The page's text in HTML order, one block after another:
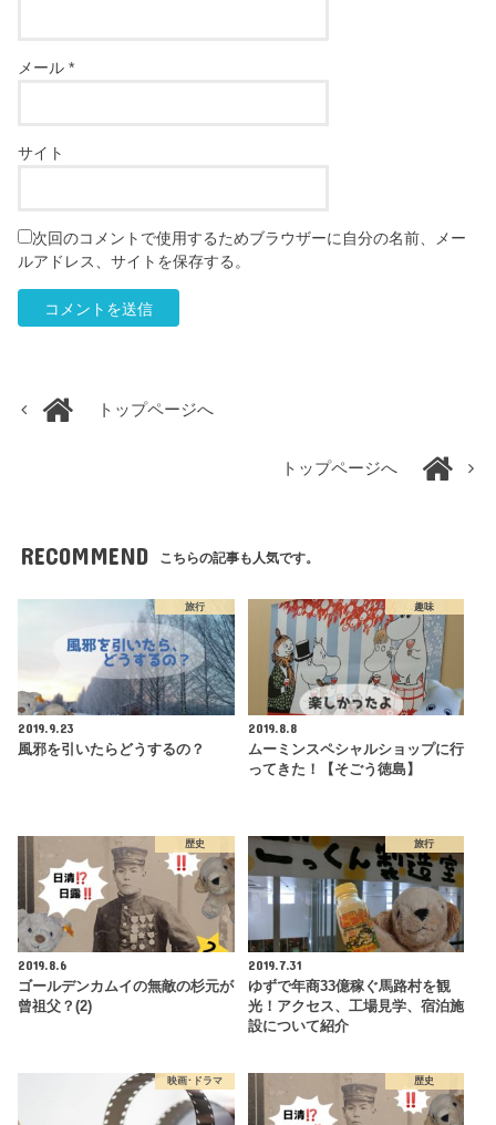
メール*
サイト
次回のコメントで使用するためブラウザーに自分の名前、メー
ルアドレス、サイトを保存する。
トップページへ
トップページへ
RECOMMEND こちらの記事も人気です。
旅行
2019.9.23
風邪を引いたらどうするの？
趣味
2019.8.8
ムーミンスペシャルショップに行
ってきた！【そごう徳島】
歴史
2019.8.6
ゴールデンカムイの無敵の杉元が
曾祖父？(2)
旅行
2019.7.31
ゆずで年商33億稼ぐ馬路村を観
光！アクセス、工場見学、宿泊施
設について紹介
映画･ドラマ 歴史